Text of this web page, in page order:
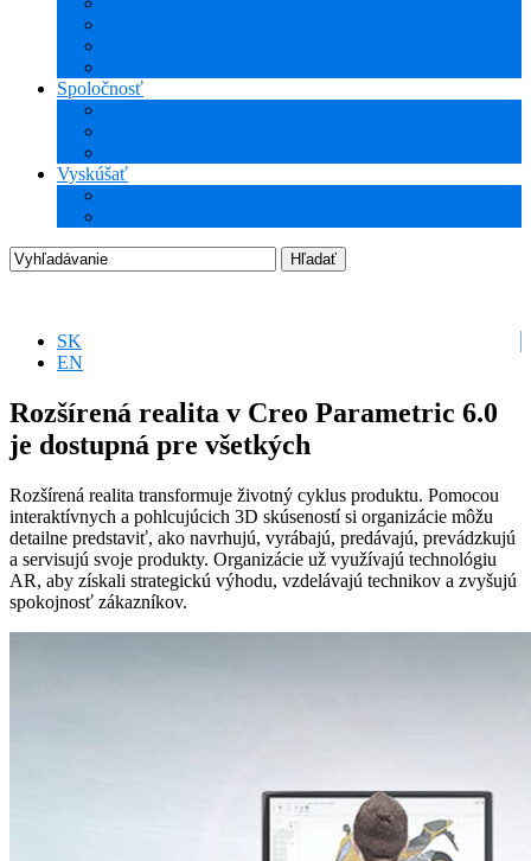
Spoločnosť
Vyskúšať
SK
EN
Rozšírená realita v Creo Parametric 6.0
je dostupná pre všetkých
Rozšírená realita transformuje životný cyklus produktu. Pomocou
interaktívnych a pohlcujúcich 3D skúseností si organizácie môžu
detailne predstaviť, ako navrhujú, vyrábajú, predávajú, prevádzkujú
a servisujú svoje produkty. Organizácie už využívajú technológiu
AR, aby získali strategickú výhodu, vzdelávajú technikov a zvyšujú
spokojnosť zákazníkov.